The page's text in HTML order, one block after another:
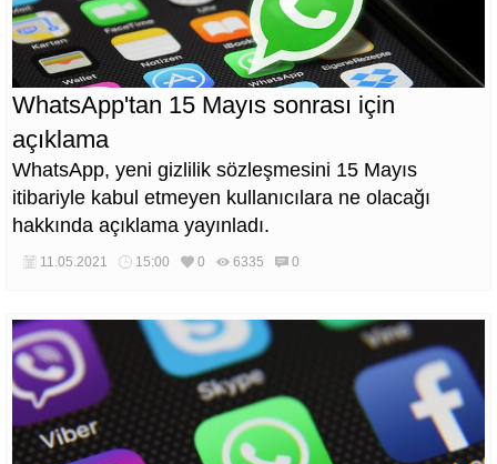
WhatsApp'tan 15 Mayıs sonrası için
açıklama
WhatsApp, yeni gizlilik sözleşmesini 15 Mayıs
itibariyle kabul etmeyen kullanıcılara ne olacağı
hakkında açıklama yayınladı.
11.05.2021 15:00 0 6335 0